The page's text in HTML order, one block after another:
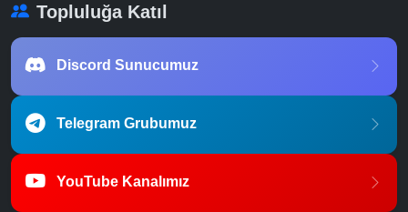
- Bölüm No: 18
- Bölüm No:
Topluluğa Katıl
Discord Sunucumuz
Telegram Grubumuz
YouTube Kanalımız